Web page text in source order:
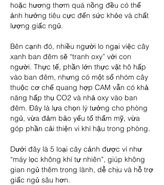
hoặc hương thơm quá nồng đều có thể
ảnh hưởng tiêu cực đến sức khỏe và chất
lượng giấc ngủ.
Bên cạnh đó, nhiều người lo ngại việc cây
xanh ban đêm sẽ “tranh oxy” với con
người. Thực tế, phần lớn thực vật hô hấp
vào ban đêm, nhưng có một số nhóm cây
thuộc cơ chế quang hợp CAM vẫn có khả
năng hấp thụ CO2 và nhả oxy vào ban
đêm. Đây là lựa chọn lý tưởng cho phòng
ngủ, vừa đảm bảo yếu tố thẩm mỹ, vừa
góp phần cải thiện vi khí hậu trong phòng.
Dưới đây là 5 loại cây cảnh được ví như
“máy lọc không khí tự nhiên”, giúp không
gian ngủ thêm trong lành, dễ chịu và hỗ trợ
giấc ngủ sâu hơn.